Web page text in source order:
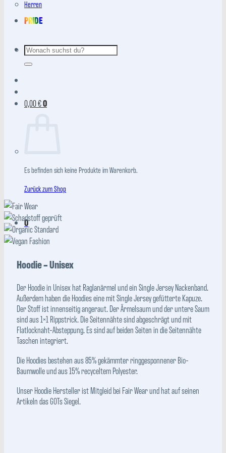
Herren
PRIDE
Suchen
0,00€0
Es befinden sich keine Produkte im Warenkorb.
Zurück zum Shop
0
Hoodie – Unisex
Der Hoodie in Unisex hat Raglanärmel und ein Single Jersey Nackenband.
Außerdem haben die Hoodies eine mit Single Jersey gefütterte Kapuze.
Der Stoff ist innenseitig angeraut. Der Ärmelsaum und der untere Saum
sind aus 1×1 Rippstrick. Die Seitennähte sind abgeschrägt und mit
Flatlocknaht-Absteppung. Es sind auf beiden Seiten in die Seitennähte
Taschen integriert.
Die Hoodies bestehen aus 85% gekämmter ringgesponnener Bio-
Baumwolle und aus 15% recyceltem Polyester.
Unser Hoodie Hersteller ist Mitgleid bei Fair Wear und hat auf seinen
Artikeln das GOTs Siegel.